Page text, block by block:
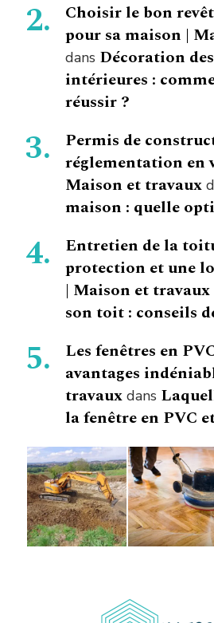
Choisir le bon
pour sa maison |
dans Décoration
intérieures :
réussir ?
Permis de
réglementation en
Maison et travaux
maison : quelle
Entretien de la
protection et une
| Maison et travaux
son toit : conseils
Les fenêtres en
avantages
travaux dans
la fenêtre en PVC